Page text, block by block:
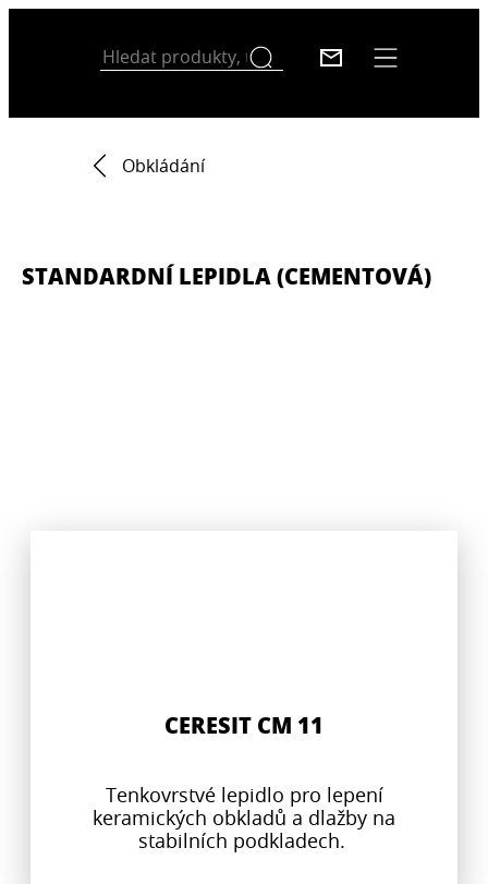
Obkládání
STANDARDNÍ LEPIDLA (CEMENTOVÁ)
CERESIT CM 11
Tenkovrstvé lepidlo pro lepení
keramických obkladů a dlažby na
stabilních podkladech.